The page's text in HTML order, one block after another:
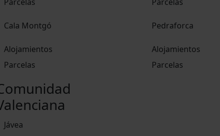
Cala Montgó
Alojamientos
Parcelas
Pedraforca
Alojamientos
Parcelas
Jávea